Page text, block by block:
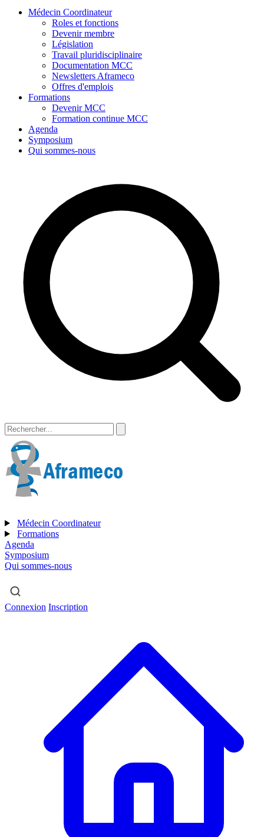
Médecin Coordinateur
Roles et fonctions
Devenir membre
Législation
Travail pluridisciplinaire
Documentation MCC
Newsletters Aframeco
Offres d'emplois
Formations
Devenir MCC
Formation continue MCC
Agenda
Symposium
Qui sommes-nous
Médecin Coordinateur
Formations
Agenda
Symposium
Qui sommes-nous
Connexion Inscription